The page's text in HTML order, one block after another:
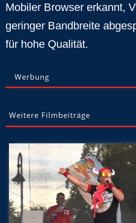
Mobiler Browser erkannt,
geringer Bandbreite
für hohe Qualität.
Werbung
Weitere Filmbeiträge